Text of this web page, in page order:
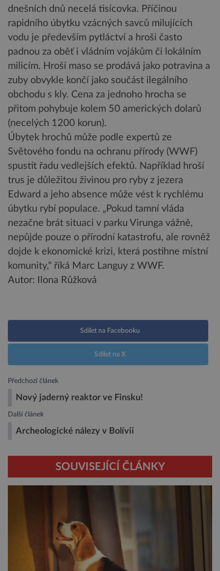
dnešních dnů necelá tisícovka. Příčinou
rapidního úbytku vzácných savců milujících
vodu je především pytláctví a hroši často
padnou za oběť i vládním vojákům či lokálním
milicím. Hroší maso se prodává jako potravina a
zuby obvykle končí jako součást ilegálního
obchodu s kly. Cena za jednoho hrocha se
přitom pohybuje kolem 50 amerických dolarů
(necelých 1200 korun).
Úbytek hrochů může podle expertů ze
Světového fondu na ochranu přírody (WWF)
spustit řadu vedlejších efektů. Například hroší
trus je důležitou živinou pro ryby z jezera
Edward a jeho absence může vést k rychlému
úbytku rybí populace. „Pokud tamní vláda
nezačne brát situaci v parku Virunga vážně,
nepůjde pouze o přírodní katastrofu, ale rovněž
dojde k ekonomické krizi, která postihne místní
komunity,“ říká Marc Languy z WWF.
Autor: Ilona Růžková
Sdílet na Facebooku
Sdílet na X
Předchozí článek
Nový jaderný reaktor ve Finsku!
Další článek
Archeologické nálezy v Bolívii
SOUVISEJÍCÍ ČLÁNKY